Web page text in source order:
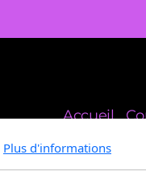
Accueil
Plus d'informations